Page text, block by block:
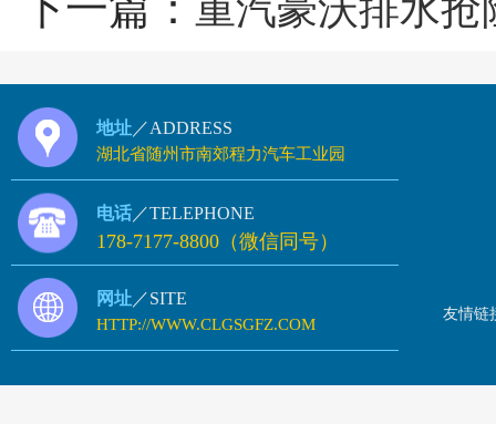
重汽豪沃排水
地址 ／ADDRESS
湖北省随州市南郊程力汽车工业园
电话 ／TELEPHONE
178-7177-8800（微信同号）
网址 ／SITE
HTTP://WWW.CLGSGFZ.COM
友情链